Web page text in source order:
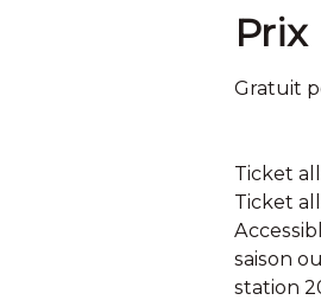
Prix
Gratuit
Ticket
Ticket
saison
station